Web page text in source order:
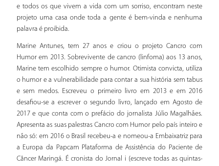
e todos os que vivem a vida com um sorriso, encontram neste
projeto uma casa onde toda a gente é bem-vinda e nenhuma
palavra é proibida.
Marine Antunes, tem 27 anos e criou o projeto Cancro com
Humor em 2013. Sobrevivente de cancro (linfoma) aos 13 anos,
Marine tem escolhido sempre o humor. Otimista convicta, utiliza
o humor e a vulnerabilidade para contar a sua história sem tabus
e sem medos. Escreveu o primeiro livro em 2013 e em 2016
desafiou-se a escrever o segundo livro, lançado em Agosto de
2017 e que conta com o prefácio do jornalista Júlio Magalhães.
Apresenta as suas palestras Cancro com Humor pelo país inteiro e
não só: em 2016 o Brasil recebeu-a e nomeou-a Embaixatriz para
a Europa da Papcam Plataforma de Assistência do Paciente de
Câncer Maringá. É cronista do Jornal i (escreve todas as quintas-